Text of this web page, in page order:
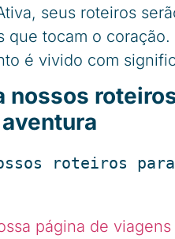
seus roteiros
que tocam o
é vivido com
nossos
roteiros
página de